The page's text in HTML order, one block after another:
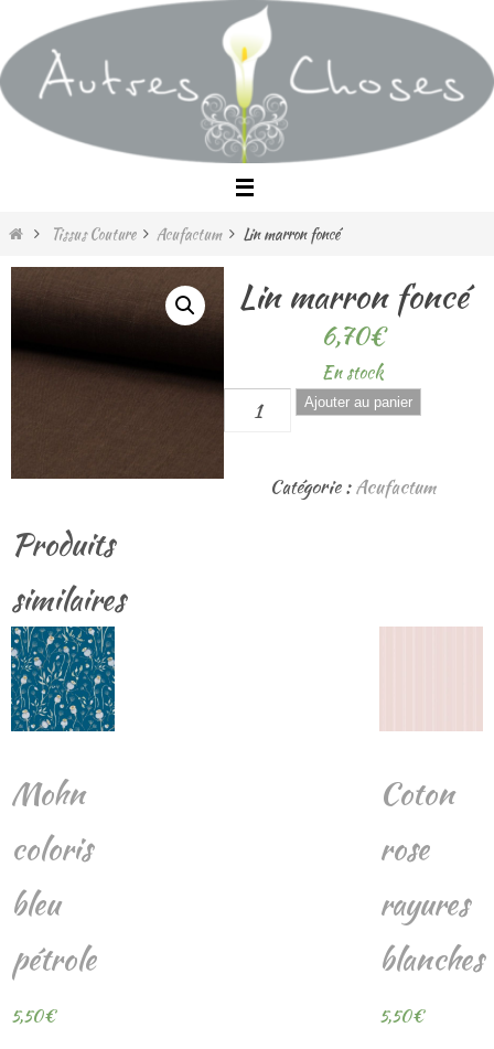
vers
le
contenu
HomeTissus Couture Acufactum Lin marron foncé
Lin marron foncé
6,70€
En stock
quantité
de
marron
Ajouter au panier
Catégorie :Acufactum
Produits
similaires
Mohn
coloris
bleu
pétrole
5,50€
Coton
rose
rayures
blanches
5,50€